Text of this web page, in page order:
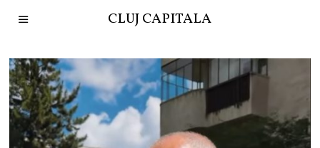
CLUJ CAPITALA